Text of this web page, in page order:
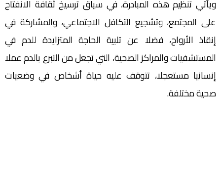
ويأتي تنظيم هذه المبادرة، في سياق ترسيخ ثقافة الانفتاح
على المجتمع، وتشجيع التكافل الاجتماعي، والمشاركة في
إنقاذ الأرواح، فضلا عن تلبية الحاجة المتزايدة للدم في
المستشفيات والمراكز الصحية، التي تجعل من التبرع بالدم عملا
إنسانيا مستعجلا، تتوقف عليه حياة أشخاص في وضعيات
صحية مختلفة.